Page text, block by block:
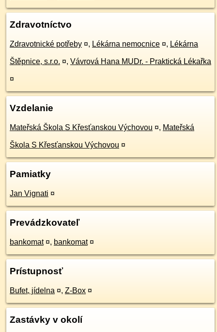
Zdravotníctvo
Zdravotnické potřeby ¤, Lékárna nemocnice ¤, Lékárna
Štěpnice, s.r.o. ¤, Vávrová Hana MUDr. - Praktická Lékařka
¤
Vzdelanie
Mateřská Škola S Křesťanskou Výchovou ¤, Mateřská
Škola S Křesťanskou Výchovou ¤
Pamiatky
Jan Vignati ¤
Prevádzkovateľ
bankomat ¤, bankomat ¤
Prístupnosť
Bufet, jídelna ¤, Z-Box ¤
Zastávky v okolí